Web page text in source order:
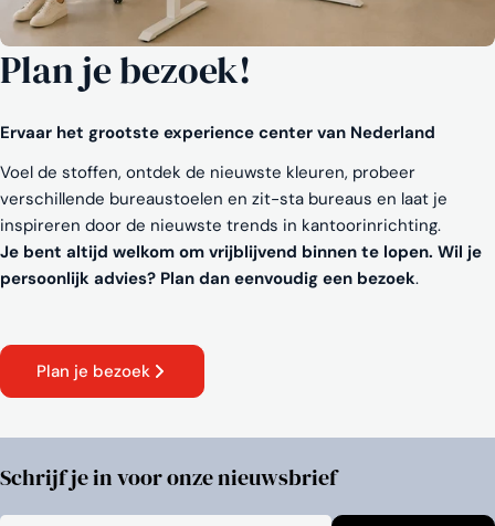
Plan je bezoek!
Ervaar het grootste experience center van Nederland
Voel de stoffen, ontdek de nieuwste kleuren, probeer
verschillende bureaustoelen en zit-sta bureaus en laat je
inspireren door de nieuwste trends in kantoorinrichting.
Je bent altijd welkom om vrijblijvend binnen te lopen. Wil je
persoonlijk advies? Plan dan eenvoudig een bezoek.
Plan je bezoek
Schrijf je in voor onze nieuwsbrief